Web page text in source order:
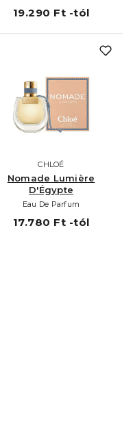
19.290 Ft -tól
CHLOÉ
Nomade Lumière
D'Égypte
Eau De Parfum
17.780 Ft -tól